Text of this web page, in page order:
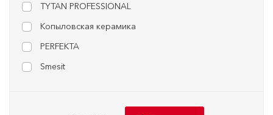
TYTAN PROFESSIONAL
Копыловская керамика
PERFEKTA
Smesit